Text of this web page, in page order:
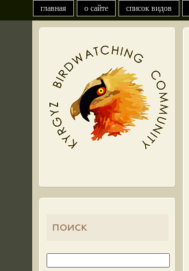
главная о сайте список видов
поиск